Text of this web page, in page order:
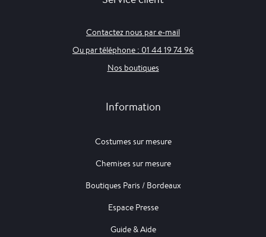
Contactez nous par e-mail
Ou par téléphone : 01 44 19 74 96
Nos boutiques
Information
Costumes sur mesure
Chemises sur mesure
Boutiques Paris / Bordeaux
Espace Presse
Guide & Aide